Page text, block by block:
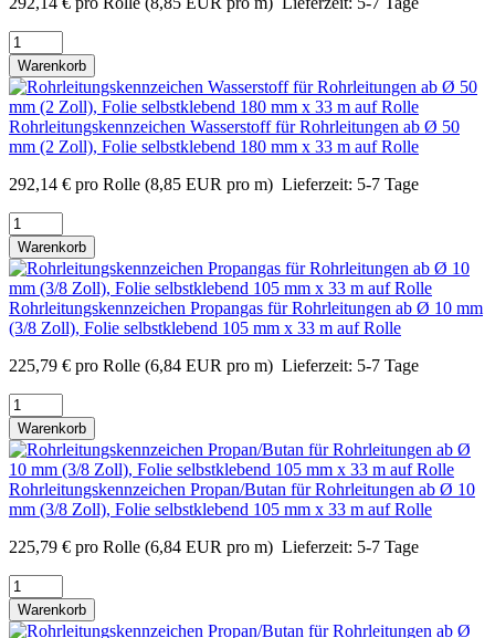
Warenkorb
Rohrleitungskennzeichen Wasserstoff für Rohrleitungen ab Ø 50
mm (2 Zoll), Folie selbstklebend 180 mm x 33 m auf Rolle
292,14 € pro Rolle (8,85 EUR pro m) Lieferzeit: 5-7 Tage
Warenkorb
Rohrleitungskennzeichen Propangas für Rohrleitungen ab Ø 10 mm
(3/8 Zoll), Folie selbstklebend 105 mm x 33 m auf Rolle
225,79 € pro Rolle (6,84 EUR pro m) Lieferzeit: 5-7 Tage
Warenkorb
Rohrleitungskennzeichen Propan/Butan für Rohrleitungen ab Ø 10
mm (3/8 Zoll), Folie selbstklebend 105 mm x 33 m auf Rolle
225,79 € pro Rolle (6,84 EUR pro m) Lieferzeit: 5-7 Tage
Warenkorb